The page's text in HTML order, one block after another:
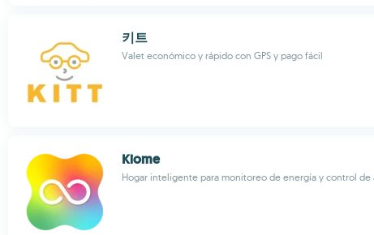
키트
Valet económico y rápido con GPS y pago fácil
Kiome
Hogar inteligente para monitoreo de energía y control de